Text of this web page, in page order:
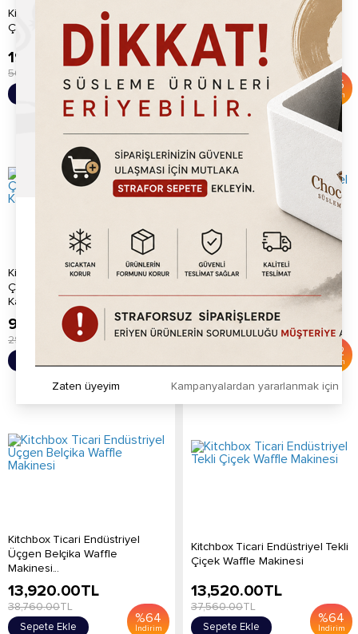
Kitchbox Ticari Endüstriyel
Çiçek Waffle Makinesi (2'li...
% 65
19,820.00TL
56,760.00
Sepete Ekle
Kitchpro Bubble Waffle
Makinesi
%55
İndirim
15,920.00TL
Sepete Ekle
Kitchbox Ticari Endüstriyel
Çiçek Waffle Makinesi (Kare
Kas...
9,920.00 TL
29,760.00 TL
Kitchbox Ticari Endüstriyel
Belçika Waffle Makinesi
62
İndirim
14,920.00TL
38,760.00TL
Kitchbox Ticari Endüstriyel
Üçgen Belçika Waffle
Makinesi...
%64
İndirim
13,920.00TL
38,760.00TL
Sepete Ekle
Kitchbox Ticari Endüstriyel Tekli
Çiçek Waffle Makinesi
%64
İndirim
13,520.00TL
37,560.00TL
Sepete Ekle
Kampanyalardan yararlanmak için
Zaten üyeyim